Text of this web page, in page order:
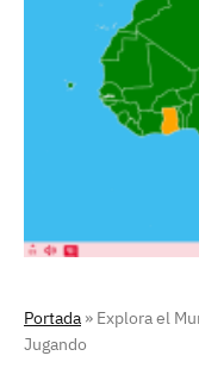
Portada » Explora el
Jugando